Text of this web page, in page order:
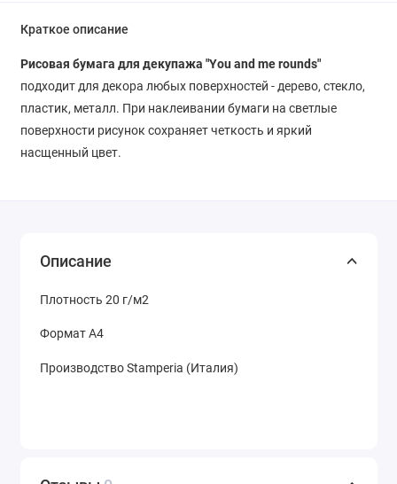
Краткое описание
Рисовая бумага для декупажа "You and me rounds"
подходит для декора любых поверхностей - дерево, стекло,
пластик, металл. При наклеивании бумаги на светлые
поверхности рисунок сохраняет четкость и яркий
насщенный цвет.
Описание
Плотность 20 г/м2
Формат А4
Производство Stamperia (Италия)